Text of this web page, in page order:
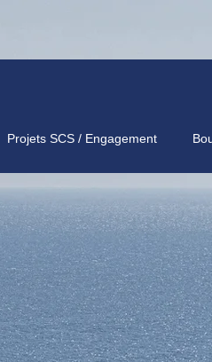
Projets SCS / Engagement